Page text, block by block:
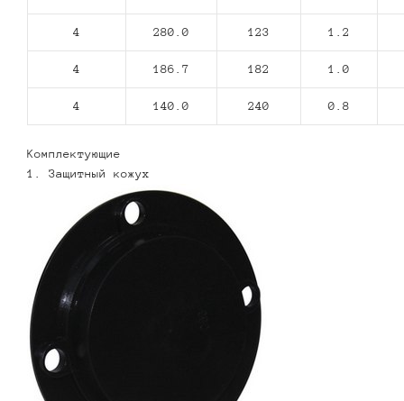
4 280.0 123 1.2
4 186.7 182 1.0
4 140.0 240 0.8
Комплектующие
1. Защитный кожух